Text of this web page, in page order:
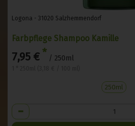
Logona - 31020 Salzhemmendorf
Farbpflege Shampoo Kamille
7,95 € * / 250ml
250ml
Anzahl